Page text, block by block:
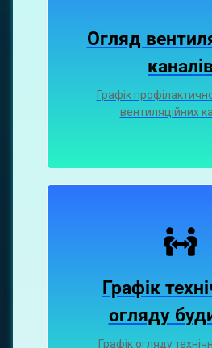
Огляд
Графiк
вентиляцiйних
Графік
огляду
Графік огляду